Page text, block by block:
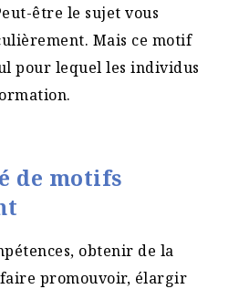
être le sujet vous
Mais ce motif
pour lequel les individus
de motifs
obtenir de la
faire promouvoir, élargir